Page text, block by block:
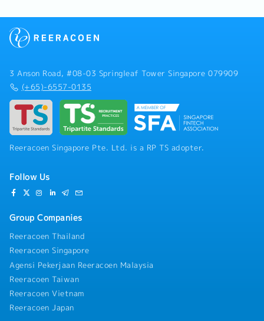
3 Anson Road, #08-03 Springleaf Tower Singapore 079909
(+65)-6557-0135
Reeracoen Singapore Pte. Ltd. is a RP TS adopter.
Follow Us
Group Companies
Reeracoen Thailand
Reeracoen Singapore
Agensi Pekerjaan Reeracoen Malaysia
Reeracoen Taiwan
Reeracoen Vietnam
Reeracoen Japan